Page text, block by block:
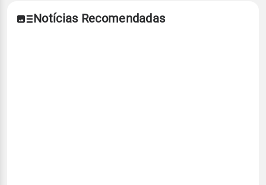
Notícias Recomendadas